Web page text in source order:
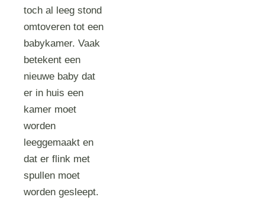
toch al leeg stond
omtoveren tot een
babykamer. Vaak
betekent een
nieuwe baby dat
er in huis een
kamer moet
worden
leeggemaakt en
dat er flink met
spullen moet
worden gesleept.